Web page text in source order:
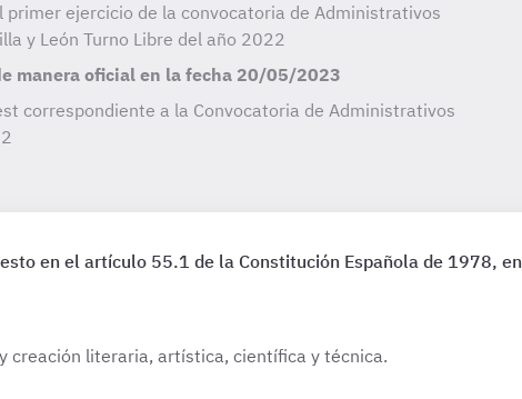
primer ejercicio de la convocatoria de Administrativos
y León Turno Libre del año 2022
manera oficial en la fecha 20/05/2023
correspondiente a la Convocatoria de Administrativos
en el artículo 55.1 de la Constitución Española de 1978,
creación literaria, artística, científica y técnica.